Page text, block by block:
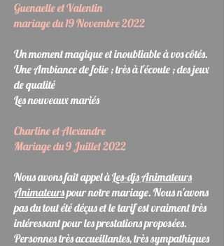
Guenaelle et Valentin
mariage du 19 Novembre 2022
Un moment magique et inoubliable à vos côtés.
Une Ambiance de folie ; très à l'écoute ; des jeux
de qualité
Les nouveaux mariés
​Charline et Alexandre
Mariage du 9 Juillet 2022
Nous avons fait appel àLes-djs Animateurs
Animateurspour notre mariage. Nous n'avons
pas du tout été déçus et le tarif est vraiment très
intéressant pour les prestations proposées.
Personnes très accueillantes, très sympathiques